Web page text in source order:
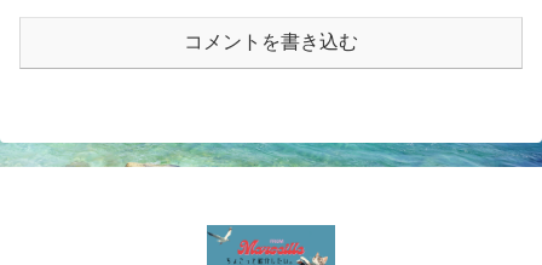
コメントを書き込む